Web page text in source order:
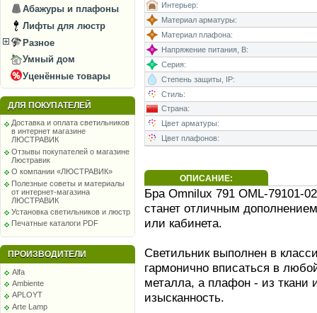
Абажуры и плафоны
Лифты для люстр
Разное
Умный дом
Уценённые товары
ДЛЯ ПОКУПАТЕЛЕЙ
Доставка и оплата светильников
в интернет магазине
ЛЮСТРАВИК
Отзывы покупателей о магазине
Люстравик
О компании «ЛЮСТРАВИК»
Полезные советы и материалы
от интернет-магазина
ЛЮСТРАВИК
Установка светильников и люстр
Печатные каталоги PDF
ПРОИЗВОДИТЕЛИ
Alfa
Ambiente
APLOYT
Arte Lamp
Интерьер:
Материал арматуры:
Материал плафона:
Напряжение питания, В:
Серия:
Степень защиты, IP:
Стиль:
Страна:
Цвет арматуры:
Цвет плафонов:
ОПИСАНИЕ:
Бра Omnilux 791 OML-79101-
станет отличным
или кабинета.
Светильник выполнен в
гармонично вписаться в
металла, а плафон - из ткани
изысканность.